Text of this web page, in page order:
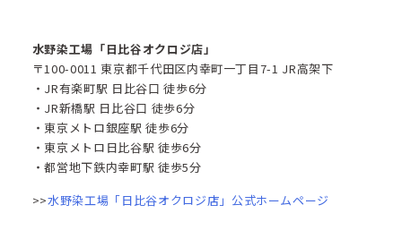
水野染工場「日比谷オクロジ店」
〒100-0011 東京都千代田区内幸町一丁目7-1 JR高架下
・JR有楽町駅 日比谷口 徒歩6分
・JR新橋駅 日比谷口 徒歩6分
・東京メトロ銀座駅 徒歩6分
・東京メトロ日比谷駅 徒歩6分
・都営地下鉄内幸町駅 徒歩5分
>>水野染工場「日比谷オクロジ店」公式ホームページ